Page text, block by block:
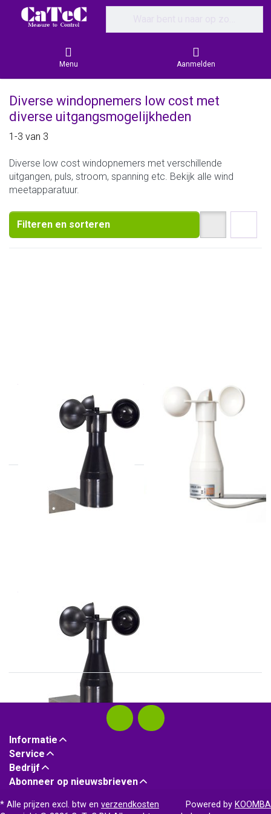
Menu Aanmelden
Diverse windopnemers low cost met
diverse uitgangsmogelijkheden
Search results:
1-3 van 3
Diverse low cost windopnemers met verschillende
uitgangen, puls, stroom, spanning etc. Bekijk alle wind
meetapparatuur.
Filteren en sorteren
4.3515.50.161 4.3515.50.061
uitgang 0-10V
4.3515.50.100
Uitgang 100Hz
Informatie
Service
Bedrijf
Abonneer op nieuwsbrieven
* Alle prijzen excl. btw en verzendkosten Powered by KOOMBA